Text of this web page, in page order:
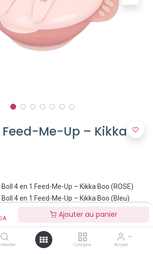
Ajouter au panier
Catégorie Account
Feed-Me-Up – Kikka
4 en 1 Feed-Me-Up – Kikka Boo (ROSE)
4 en 1 Feed-Me-Up – Kikka Boo (Bleu)